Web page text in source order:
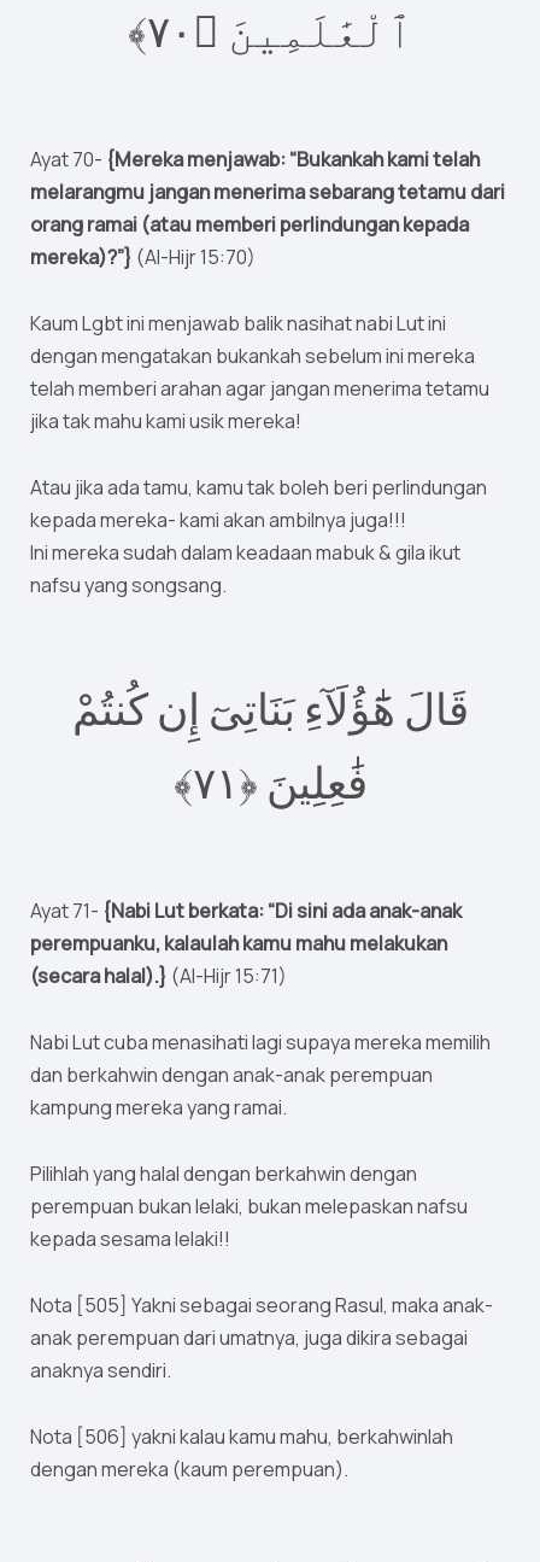
ٱلْعَٰلَمِينَ ‎﴿ ٠٧﴾‏
Ayat 70- {Mereka menjawab: “Bukankah kami telah
melarangmu jangan menerima sebarang tetamu dari
orang ramai (atau memberi perlindungan kepada
mereka)?”} (Al-Hijr 15:70)
Kaum Lgbt ini menjawab balik nasihat nabi Lut ini
dengan mengatakan bukankah sebelum ini mereka
telah memberi arahan agar jangan menerima tetamu
jika tak mahu kami usik mereka!
Atau jika ada tamu, kamu tak boleh beri perlindungan
kepada mereka- kami akan ambilnya juga!!!
Ini mereka sudah dalam keadaan mabuk & gila ikut
nafsu yang songsang.
قَالَ هَٰٓؤُلَآءِ بَنَاتِىٓ إِن كُنتُمْ
فَٰعِلِينَ ‎﴿١٧﴾
Ayat 71- {Nabi Lut berkata: “Di sini ada anak-anak
perempuanku, kalaulah kamu mahu melakukan
(secara halal).} (Al-Hijr 15:71)
Nabi Lut cuba menasihati lagi supaya mereka memilih
dan berkahwin dengan anak-anak perempuan
kampung mereka yang ramai.
Pilihlah yang halal dengan berkahwin dengan
perempuan bukan lelaki, bukan melepaskan nafsu
kepada sesama lelaki!!
Nota [505] Yakni sebagai seorang Rasul, maka anak-
anak perempuan dari umatnya, juga dikira sebagai
anaknya sendiri.
Nota [506] yakni kalau kamu mahu, berkahwinlah
dengan mereka (kaum perempuan).